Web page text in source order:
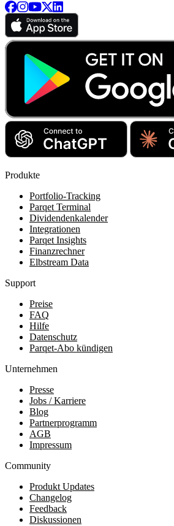
Produkte
Portfolio-Tracking
Parqet Terminal
Dividendenkalender
Integrationen
Parqet Insights
Finanzrechner
Elbstream Data
Support
Preise
FAQ
Hilfe
Datenschutz
Parqet-Abo kündigen
Unternehmen
Presse
Jobs / Karriere
Blog
Partnerprogramm
AGB
Impressum
Community
Produkt Updates
Changelog
Feedback
Diskussionen